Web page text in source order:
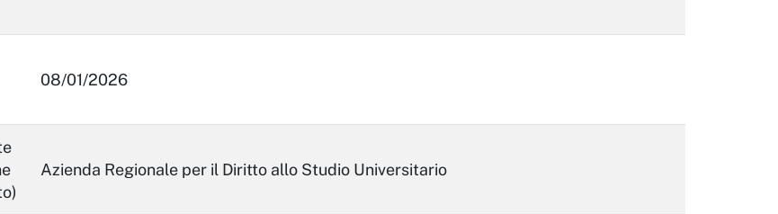
08/01/2026
Azienda Regionale per il Diritto allo Studio Universitario